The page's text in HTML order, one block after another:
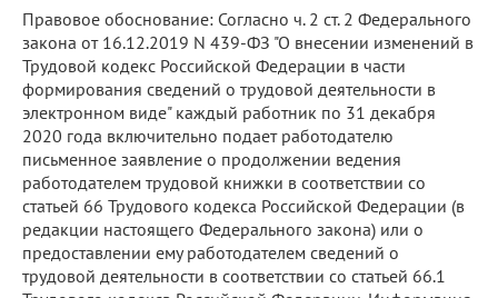
Правовое обоснование: Согласно ч. 2 ст. 2 Федерального
закона от 16.12.2019 N 439-ФЗ "О внесении изменений в
Трудовой кодекс Российской Федерации в части
формирования сведений о трудовой деятельности в
электронном виде" каждый работник по 31 декабря
2020 года включительно подает работодателю
письменное заявление о продолжении ведения
работодателем трудовой книжки в соответствии со
статьей 66 Трудового кодекса Российской Федерации (в
редакции настоящего Федерального закона) или о
предоставлении ему работодателем сведений о
трудовой деятельности в соответствии со статьей 66.1